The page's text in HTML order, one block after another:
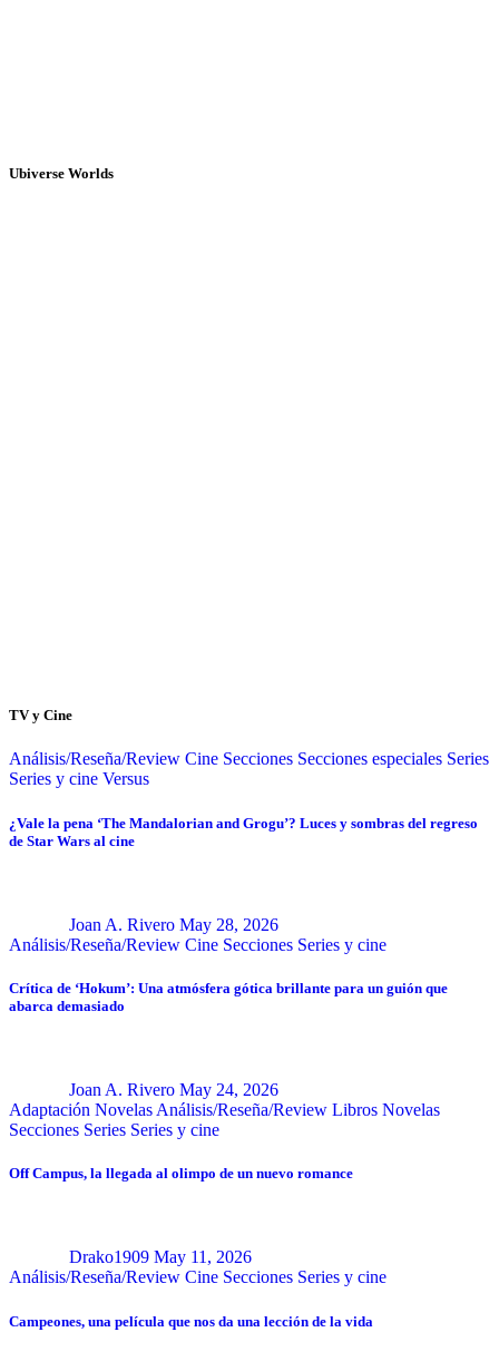
Ubiverse Worlds
TV y Cine
Análisis/Reseña/Review Cine Secciones Secciones especiales Series
Series y cine Versus
¿Vale la pena ‘The Mandalorian and Grogu’? Luces y sombras del regreso
de Star Wars al cine
Joan A. Rivero May 28, 2026
Análisis/Reseña/Review Cine Secciones Series y cine
Crítica de ‘Hokum’: Una atmósfera gótica brillante para un guión que
abarca demasiado
Joan A. Rivero May 24, 2026
Adaptación Novelas Análisis/Reseña/Review Libros Novelas
Secciones Series Series y cine
Off Campus, la llegada al olimpo de un nuevo romance
Drako1909 May 11, 2026
Análisis/Reseña/Review Cine Secciones Series y cine
Campeones, una película que nos da una lección de la vida